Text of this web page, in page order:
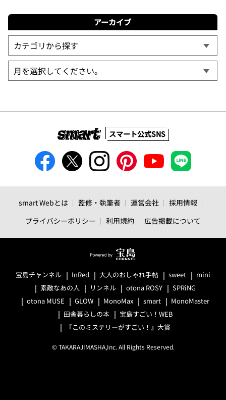
アーカイブ
スマート公式SNS
smart Webとは 監修・執筆者 運営会社
採用情報
プライバシーポリシー
利用規約 広告掲載について
宝島チャンネル InRed 大人のおしゃれ手帖 sweet
mini
素敵なあの人
リンネル otona ROSY
SPRiNG
otona MUSE
GLOW MonoMax smart
MonoMaster
田舎暮らしの本
宝島すごい！WEB
『このミステリーがすごい！』大賞
© TAKARAJIMASHA,Inc. All Rights Reserved.